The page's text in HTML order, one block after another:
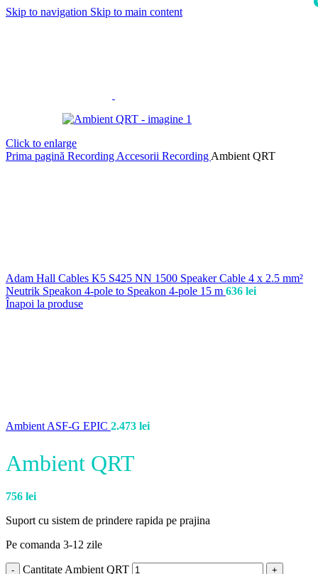
Skip to navigation Skip to main content
Click to enlarge
Prima pagină Recording Accesorii Recording Ambient QRT
Adam Hall Cables K5 S425 NN 1500 Speaker Cable 4 x 2.5 mm²
Neutrik Speakon 4-pole to Speakon 4-pole 15 m 636 lei
Înapoi la produse
Ambient ASF-G EPIC 2.473 lei
Ambient QRT
756 lei
Suport cu sistem de prindere rapida pe prajina
Pe comanda 3-12 zile
Cantitate Ambient QRT